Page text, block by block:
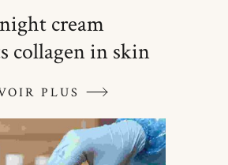
cream
collagen in skin
PLUS